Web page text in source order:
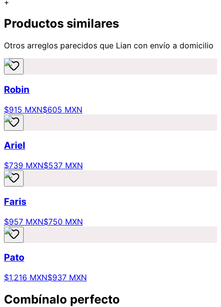
Productos similares
Otros arreglos parecidos que Lian con envío a domicilio
Robin
$915 MXN$605 MXN
Ariel
$739 MXN$537 MXN
Faris
$957 MXN$750 MXN
Pato
$1,216 MXN$937 MXN
Combínalo perfecto